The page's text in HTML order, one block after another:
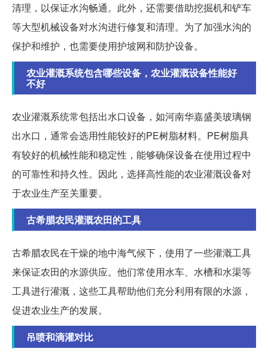
清理，以保证水沟畅通。此外，还需要借助挖掘机和铲车
等大型机械设备对水沟进行修复和清理。为了加强水沟的
保护和维护，也需要使用护坡网和防护设备。
农业灌溉系统包含哪些设备，农业灌溉设备性能好
不好
农业灌溉系统常包括出水口设备，如河南华嘉盛美玻璃钢
出水口，通常会选用性能较好的PE树脂材料。PE树脂具
有较好的机械性能和稳定性，能够确保设备在使用过程中
的可靠性和持久性。因此，选择高性能的农业灌溉设备对
于农业生产至关重要。
古希腊农民灌溉农田的工具
古希腊农民在干燥的地中海气候下，使用了一些灌溉工具
来保证农田的水源供应。他们常使用水车、水槽和水渠等
工具进行灌溉，这些工具帮助他们充分利用有限的水源，
促进农业生产的发展。
吊喷和滴灌对比